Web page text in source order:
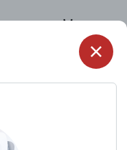
Menu